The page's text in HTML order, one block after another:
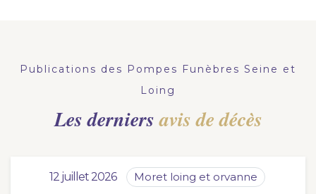
Publications des Pompes Funèbres Seine et
Loing
Les derniersavis de décès
12 juillet 2026 moret loing et orvanne